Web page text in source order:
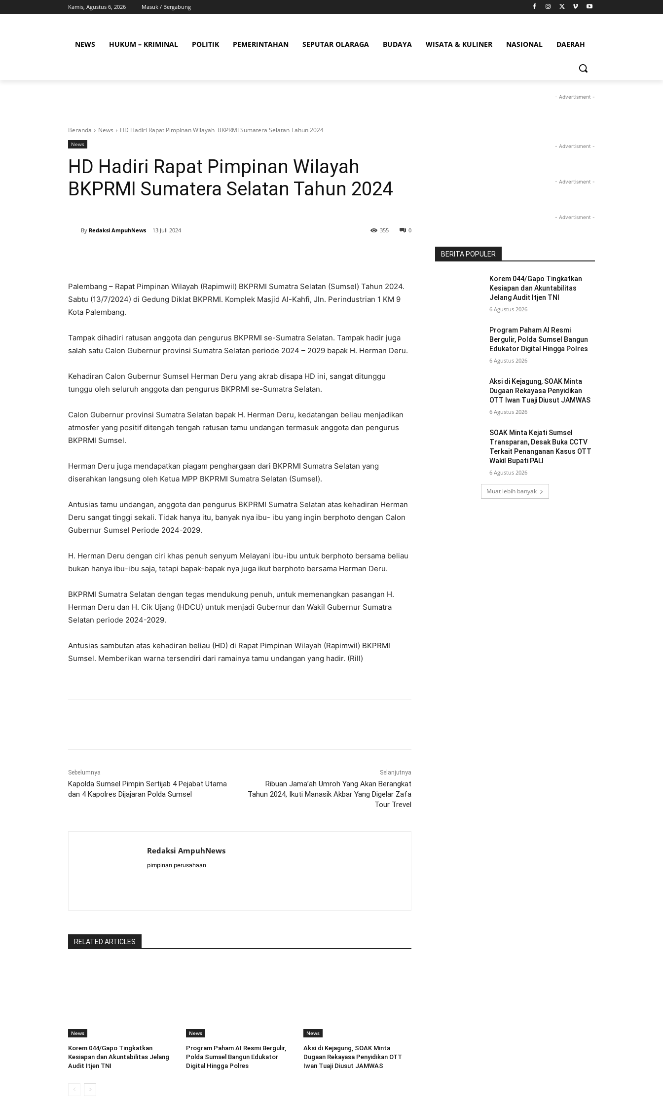
Kamis, Agustus 6, 2026 Masuk / Bergabung
NEWS HUKUM – KRIMINAL POLITIK PEMERINTAHAN SEPUTAR OLARAGA BUDAYA WISATA & KULINER NASIONAL DAERAH
- Advertisment -
Beranda News HD Hadiri Rapat Pimpinan Wilayah BKPRMI Sumatera Selatan Tahun 2024
News
HD Hadiri Rapat Pimpinan Wilayah
BKPRMI Sumatera Selatan Tahun 2024
By Redaksi AmpuhNews 13 Juli 2024 0
355
Palembang – Rapat Pimpinan Wilayah (Rapimwil) BKPRMI Sumatra Selatan (Sumsel) Tahun 2024.
Sabtu (13/7/2024) di Gedung Diklat BKPRMI. Komplek Masjid Al-Kahfi, Jln. Perindustrian 1 KM 9
Kota Palembang.
Tampak dihadiri ratusan anggota dan pengurus BKPRMI se-Sumatra Selatan. Tampak hadir juga
salah satu Calon Gubernur provinsi Sumatra Selatan periode 2024 – 2029 bapak H. Herman Deru.
Kehadiran Calon Gubernur Sumsel Herman Deru yang akrab disapa HD ini, sangat ditunggu
tunggu oleh seluruh anggota dan pengurus BKPRMI se-Sumatra Selatan.
Calon Gubernur provinsi Sumatra Selatan bapak H. Herman Deru, kedatangan beliau menjadikan
atmosfer yang positif ditengah tengah ratusan tamu undangan termasuk anggota dan pengurus
BKPRMI Sumsel.
Herman Deru juga mendapatkan piagam penghargaan dari BKPRMI Sumatra Selatan yang
diserahkan langsung oleh Ketua MPP BKPRMI Sumatra Selatan (Sumsel).
Antusias tamu undangan, anggota dan pengurus BKPRMI Sumatra Selatan atas kehadiran Herman
Deru sangat tinggi sekali. Tidak hanya itu, banyak nya ibu- ibu yang ingin berphoto dengan Calon
Gubernur Sumsel Periode 2024-2029.
H. Herman Deru dengan ciri khas penuh senyum Melayani ibu-ibu untuk berphoto bersama beliau
bukan hanya ibu-ibu saja, tetapi bapak-bapak nya juga ikut berphoto bersama Herman Deru.
BKPRMI Sumatra Selatan dengan tegas mendukung penuh, untuk memenangkan pasangan H.
Herman Deru dan H. Cik Ujang (HDCU) untuk menjadi Gubernur dan Wakil Gubernur Sumatra
Selatan periode 2024-2029.
Antusias sambutan atas kehadiran beliau (HD) di Rapat Pimpinan Wilayah (Rapimwil) BKPRMI
Sumsel. Memberikan warna tersendiri dari ramainya tamu undangan yang hadir. (Rill)
Sebelumnya
Kapolda Sumsel Pimpin Sertijab 4 Pejabat Utama
dan 4 Kapolres Dijajaran Polda Sumsel
Selanjutnya
Ribuan Jama’ah Umroh Yang Akan Berangkat
Tahun 2024, Ikuti Manasik Akbar Yang Digelar Zafa
Tour Trevel
Redaksi AmpuhNews
pimpinan perusahaan
RELATED ARTICLES
News
Korem 044/Gapo Tingkatkan
Kesiapan dan Akuntabilitas Jelang
Audit Itjen TNI
News
Program Paham AI Resmi Bergulir,
Polda Sumsel Bangun Edukator
Digital Hingga Polres
News
Aksi di Kejagung, SOAK Minta
Dugaan Rekayasa Penyidikan OTT
Iwan Tuaji Diusut JAMWAS
- Advertisment -
- Advertisment -
- Advertisment -
BERITA POPULER
Korem 044/Gapo Tingkatkan
Kesiapan dan Akuntabilitas
Jelang Audit Itjen TNI
6 Agustus 2026
Program Paham AI Resmi
Bergulir, Polda Sumsel Bangun
Edukator Digital Hingga Polres
6 Agustus 2026
Aksi di Kejagung, SOAK Minta
Dugaan Rekayasa Penyidikan
OTT Iwan Tuaji Diusut JAMWAS
6 Agustus 2026
SOAK Minta Kejati Sumsel
Transparan, Desak Buka CCTV
Terkait Penanganan Kasus OTT
Wakil Bupati PALI
6 Agustus 2026
Muat lebih banyak